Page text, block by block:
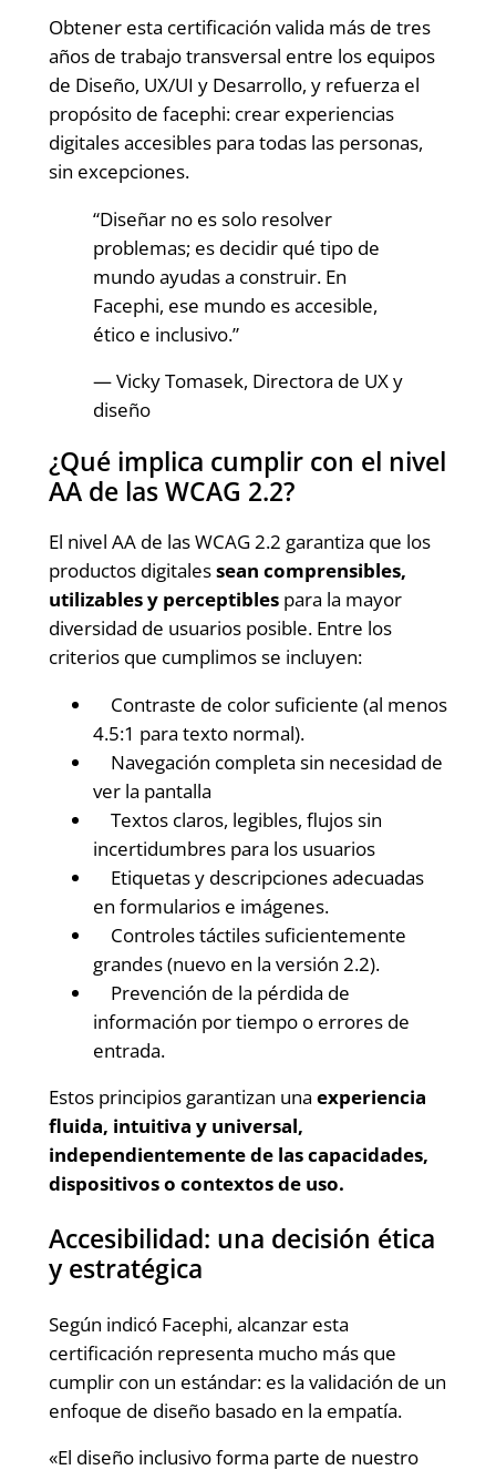
Obtener esta certificación valida más de tres
años de trabajo transversal entre los equipos
de Diseño, UX/UI y Desarrollo, y refuerza el
propósito de facephi: crear experiencias
digitales accesibles para todas las personas,
sin excepciones.
“Diseñar no es solo resolver
problemas; es decidir qué tipo de
mundo ayudas a construir. En
Facephi, ese mundo es accesible,
ético e inclusivo.”
— Vicky Tomasek, Directora de UX y
diseño
¿Qué implica cumplir con el nivel
AA de las WCAG 2.2?
El nivel AA de las WCAG 2.2 garantiza que los
productos digitalessean comprensibles,
utilizables y perceptiblespara la mayor
diversidad de usuarios posible. Entre los
criterios que cumplimos se incluyen:
Contraste de color suficiente (al menos
4.5:1 para texto normal).
Navegación completa sin necesidad de
ver la pantalla
Textos claros, legibles, flujos sin
incertidumbres para los usuarios
Etiquetas y descripciones adecuadas
en formularios e imágenes.
Controles táctiles suficientemente
grandes (nuevo en la versión 2.2).
Prevención de la pérdida de
información por tiempo o errores de
entrada.
Estos principios garantizan una experiencia
fluida, intuitiva y universal,
independientemente de las capacidades,
dispositivos o contextos de uso.
Accesibilidad: una decisión ética
y estratégica
Según indicó Facephi, alcanzar esta
certificación representa mucho más que
cumplir con un estándar: es la validación de un
enfoque de diseño basado en la empatía.
«El diseño inclusivo forma parte de nuestro